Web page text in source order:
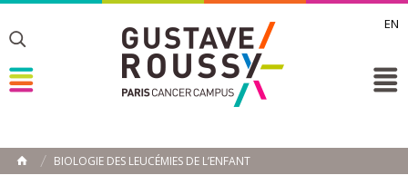
EN
Toggle
Toggle
ACCUEIL
BIOLOGIE DES LEUCÉMIES DE L’ENFANT